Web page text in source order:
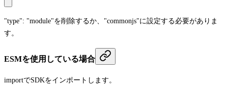
"type": "module"を削除するか、 "commonjs"に設定する必要がありま
す。
ESMを使用している場合
importでSDKをインポートします。